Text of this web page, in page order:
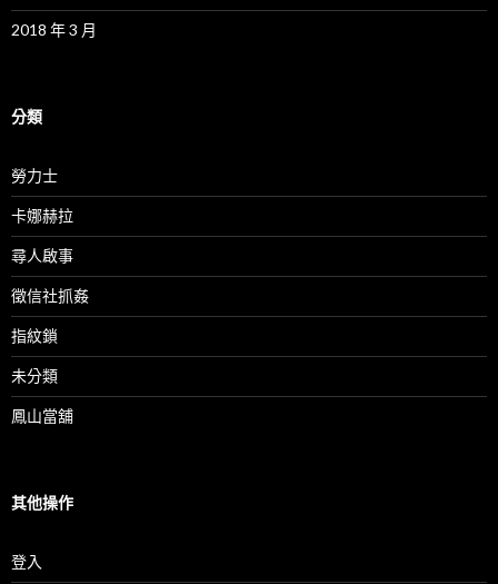
2018 年 3 月
分類
勞力士
卡娜赫拉
尋人啟事
徵信社抓姦
指紋鎖
未分類
鳳山當舖
其他操作
登入